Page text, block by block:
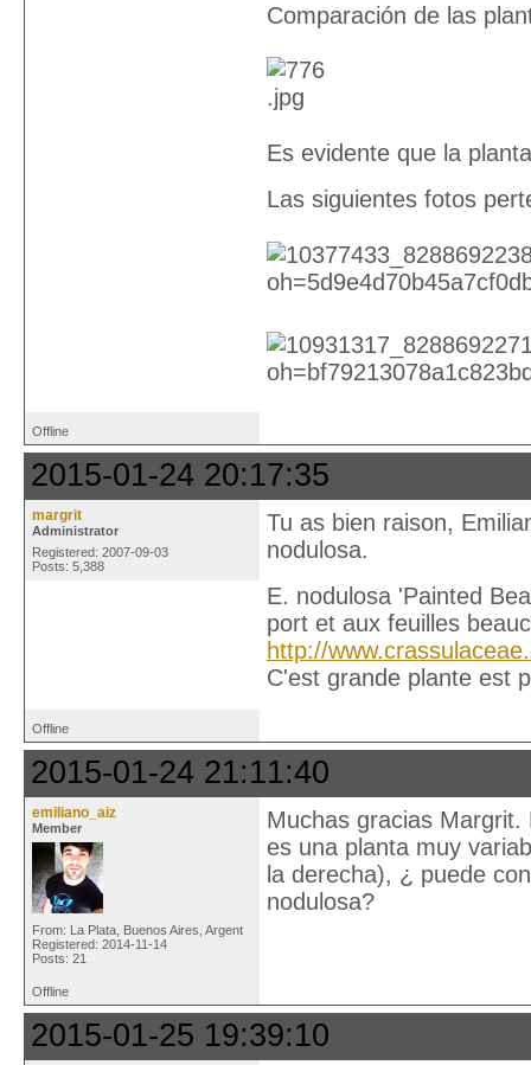
Comparación de las
Es evidente que la
Las siguientes fotos
Offline
2015-01-24 20:17:35
margrit
Administrator
Registered: 2007-09-03
Posts: 5,388
Tu as bien raison,
nodulosa.
E. nodulosa 'Painted
port et aux feuilles
http://
C'est grande plante est
Offline
2015-01-24 21:11:40
emiliano_aiz
Member
From: La Plata, Buenos Aires, Argent
Registered: 2014-11-14
Posts: 21
Muchas gracias
es una planta muy
la derecha), ¿ puede
nodulosa?
Offline
2015-01-25 19:39:10